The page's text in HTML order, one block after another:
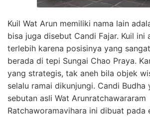
Kuil Wat Arun memiliki nama lain
bisa juga disebut Candi Fajar. Kuil ini
terlebih karena posisinya yang
berada di tepi Sungai Chao Praya.
yang strategis, tak aneh bila objek
selalu ramai dikunjungi. Candi Budha
sebutan asli Wat Arunratchawararam
Ratchaworamavihara ini dibuat pada